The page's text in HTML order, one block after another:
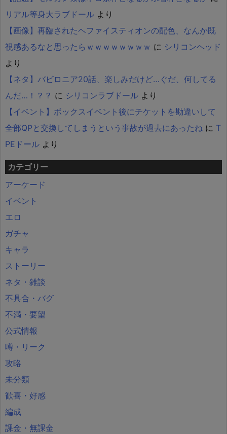
リアル等身大ラブドール より
【画像】再臨されたヘファイスティオンの配色、なんか既
視感あるなと思ったらｗｗｗｗｗｗｗｗ に シリコンヘッド
より
【ネタ】バビロニア20話、楽しみだけど…ぐだ、何してる
んだ…！？？ に シリコンラブドール より
【イベント】ボックスイベント後にチケットを勘違いして
全部QPと交換してしまうという事故が過去にあったね に T
PEドール より
カテゴリー
アーケード
イベント
エロ
ガチャ
キャラ
ストーリー
ネタ・雑談
不具合・バグ
不満・要望
公式情報
噂・リーク
攻略
未分類
歓喜・好感
編成
課金・無課金